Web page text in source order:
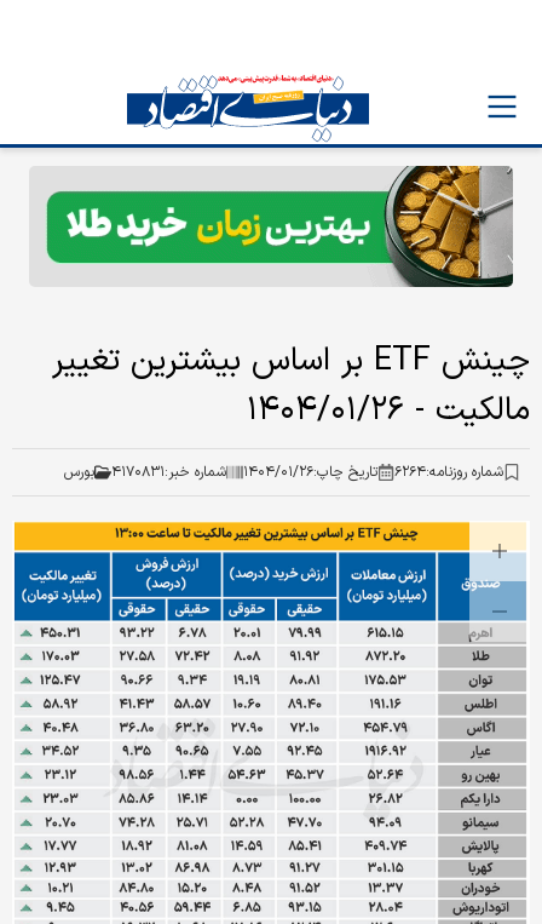
چینش ETF بر اساس بیشترین تغییر
مالکیت - ۱۴۰۴/۰۱/۲۶
شماره روزنامه:۶۲۶۴ تاریخ چاپ:۱۴۰۴/۰۱/۲۶ شماره خبر:۴۱۷۰۸۳۱ بورس